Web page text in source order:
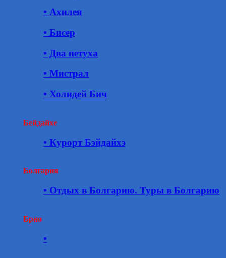
• Ахилея
• Бисер
• Два петуха
• Мистрал
• Холидей Бич
Бейдайхе
• Курорт Бэйдайхэ
Болгария
• Отдых в Болгарию. Туры в Болгарию
Брно
•